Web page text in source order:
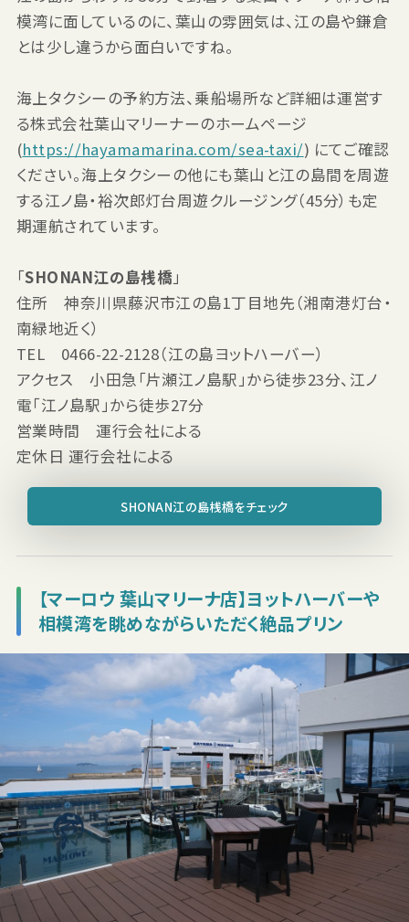
模湾に面しているのに、葉山の雰囲気は、江の島や鎌倉
とは少し違うから面白いですね。
海上タクシーの予約方法、乗船場所など詳細は運営す
る株式会社葉山マリーナーのホームページ
(https://hayamamarina.com/sea-taxi/) にてご確認
ください。海上タクシーの他にも葉山と江の島間を周遊
する江ノ島・裕次郎灯台周遊クルージング（45分）も定
期運航されています。
「SHONAN江の島桟橋」
住所 神奈川県藤沢市江の島1丁目地先（湘南港灯台・
南緑地近く）
TEL 0466-22-2128（江の島ヨットハーバー）
アクセス 小田急「片瀬江ノ島駅」から徒歩23分、江ノ
電「江ノ島駅」から徒歩27分
営業時間 運行会社による
定休日 運行会社による
SHONAN江の島桟橋をチェック
【マーロウ 葉山マリーナ店】ヨットハーバーや
相模湾を眺めながらいただく絶品プリン